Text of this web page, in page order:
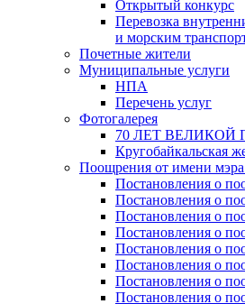
Открытый конкурс
Перевозка
и морским
Почетные жители
Муниципальные услуги
НПА
Перечень услуг
Фотогалерея
70 ЛЕТ ВЕЛИКОЙ
Кругобайкальская
Поощрения от имени
Постановления о
Постановления о
Постановления о
Постановления о
Постановления о
Постановления о
Постановления о
Постановления о